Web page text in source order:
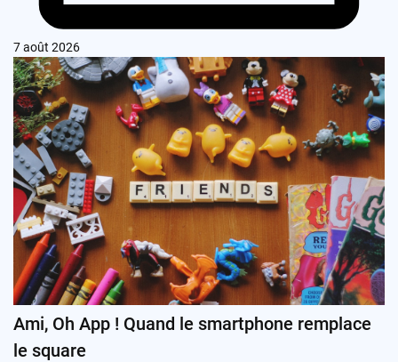
7 août 2026
Ami, Oh App ! Quand le smartphone remplace
le square